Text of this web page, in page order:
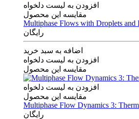
افزودن به لیست دلخواه
مقایسه این محصول
Multiphase Flows with Droplets and
رایگان
اضافه به سبد خرید
افزودن به لیست دلخواه
مقایسه این محصول
افزودن به لیست دلخواه
مقایسه این محصول
Multiphase Flow Dynamics 3:
رایگان